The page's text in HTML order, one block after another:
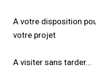
A votre disposition
votre projet
A visiter sans tarder...